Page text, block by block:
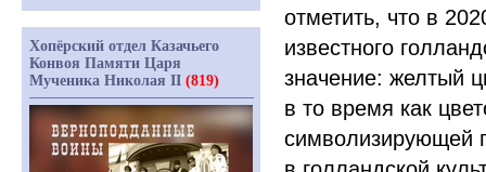
отметить, что в
известного
значение: желтый
в то время как
символизирующей
Хопёрский отдел Казачьего
Конвоя Памяти Царя
Мученика Николая II (819)